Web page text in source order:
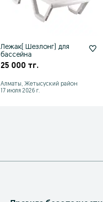
Лежак( Шезлонг) для
бассейна
25 000 тг.
Алматы, Жетысуский район
17 июля 2026 г.